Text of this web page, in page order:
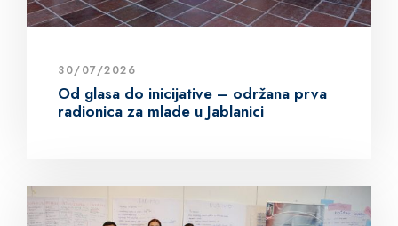
30/07/2026
Od glasa do inicijative – održana prva
radionica za mlade u Jablanici